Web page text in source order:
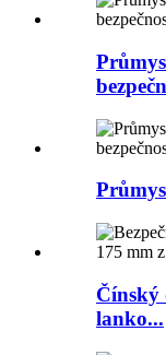
Čínský
lanko...